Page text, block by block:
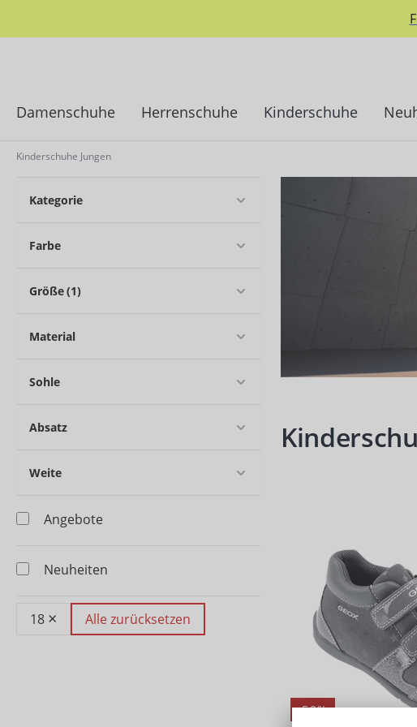
Damenschuhe Herrenschuhe Kinderschuhe
Kinderschuhe Jungen
Kategorie
Farbe
Größe(1)
Material
Sohle
Absatz
Weite
Angebote
Neuheiten
18 × Alle zurücksetzen
-50%